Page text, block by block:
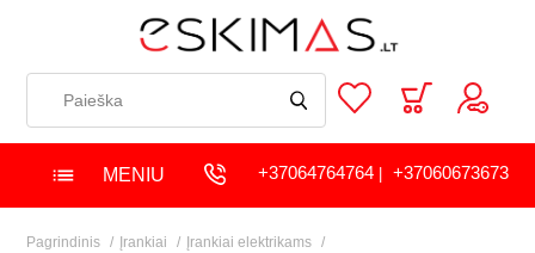
MENIU +37064764764| +37060673673
Pagrindinis Įrankiai
Įrankiai elektrikams